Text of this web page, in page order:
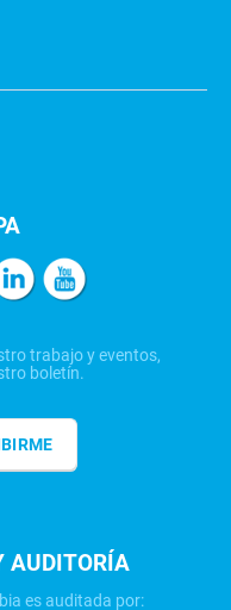
trabajo y eventos,
boletín.
AUDITORÍA
es auditada por: